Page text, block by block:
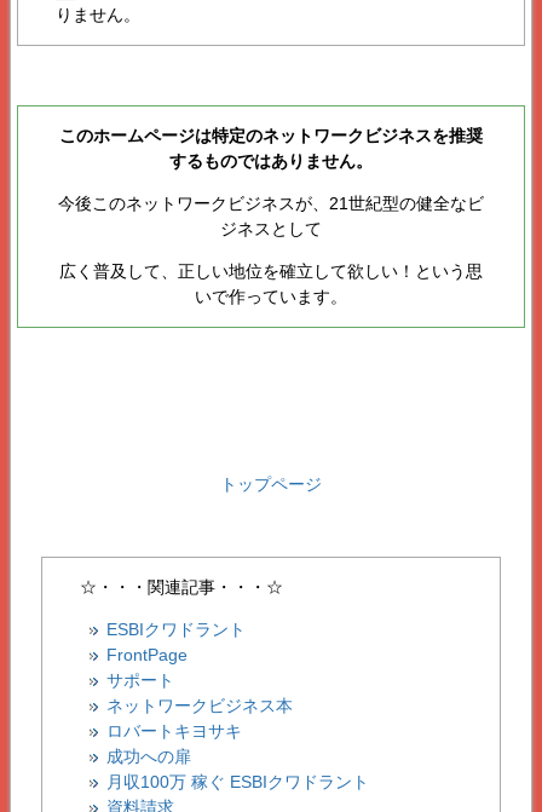
りません。
このホームページは特定のネットワークビジネスを推奨
するものではありません。
今後このネットワークビジネスが、21世紀型の健全なビ
ジネスとして
広く普及して、正しい地位を確立して欲しい！という思
いで作っています。
トップページ
☆・・・関連記事・・・☆
ESBIクワドラント
FrontPage
サポート
ネットワークビジネス本
ロバートキヨサキ
成功への扉
月収100万 稼ぐ ESBIクワドラント
資料請求